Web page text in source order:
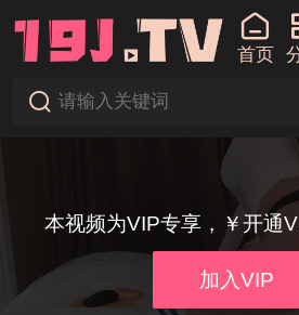
首页
本视频为VIP专享，￥开通
加入VIP